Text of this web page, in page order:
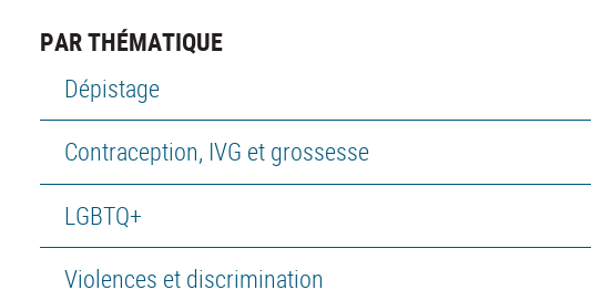
PAR THÉMATIQUE
Dépistage
Contraception, IVG et grossesse
LGBTQ+
Violences et discrimination